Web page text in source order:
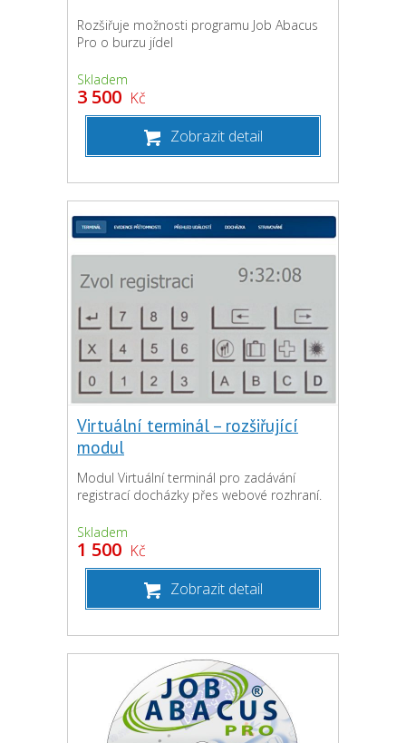
Rozšiřuje možnosti programu Job Abacus
Pro o burzu jídel
Skladem
3 500 Kč
Zobrazit detail
Virtuální terminál – rozšiřující
modul
Modul Virtuální terminál pro zadávání
registrací docházky přes webové rozhraní.
Skladem
1 500 Kč
Zobrazit detail